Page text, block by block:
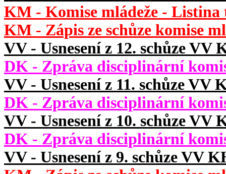
KM - Komise mládeže - Listina
KM - Zápis ze schůze komise
VV - Usnesení z 12. schůze VV
DK - Zpráva disciplinární
VV - Usnesení z 11. schůze VV
DK - Zpráva disciplinární
VV - Usnesení z 10. schůze VV
DK - Zpráva disciplinární
VV - Usnesení z 9. schůze VV